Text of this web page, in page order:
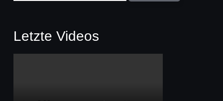
Letzte Videos